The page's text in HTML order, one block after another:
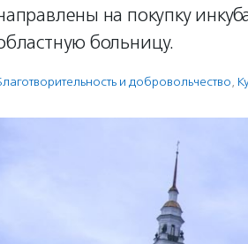
на покупку
больницу.
и доброволь­чест­во,